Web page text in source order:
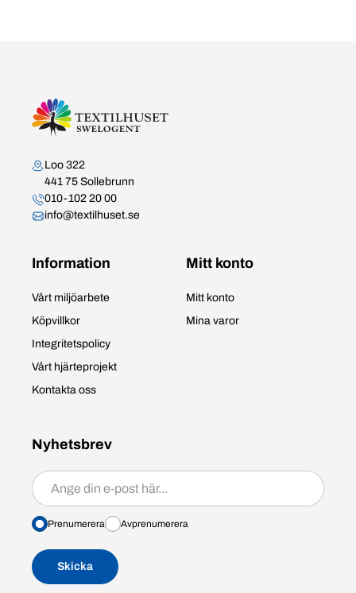
Kontakta oss
Loo 322
441 75 Sollebrunn
010-102 20 00
info@textilhuset.se
Information
Vårt miljöarbete
Köpvillkor
Integritetspolicy
Vårt hjärteprojekt
Kontakta oss
Mitt konto
Mitt konto
Mina varor
Nyhetsbrev
Prenumerera/avprenumerera
Prenumerera Avprenumerera
Skicka